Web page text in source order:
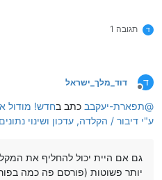
ד תגובה 1
ד
מנותק
דוד_מלך_ישראל
@תפארת-יעקבב כתב בחדש! מודול
ע"י דיבור / הקלדה, עדכון ושינוי
גם אם היית יכול להחליף את
יותר פשוטות (פורסם פה כמה